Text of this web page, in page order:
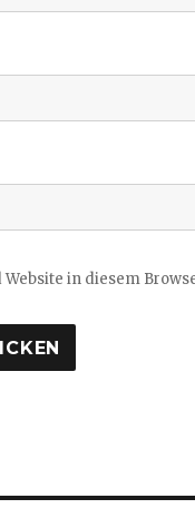
Website in diesem